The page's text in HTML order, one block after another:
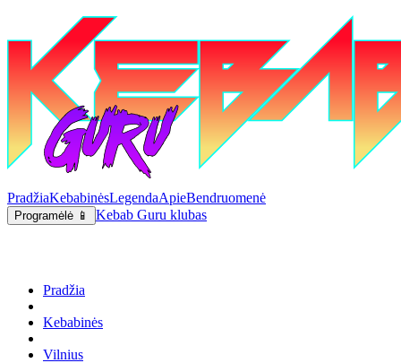
PradžiaKebabinėsLegendaApieBendruomenė
Programėlė 📱 Kebab Guru klubas
Pradžia
Kebabinės
Vilnius